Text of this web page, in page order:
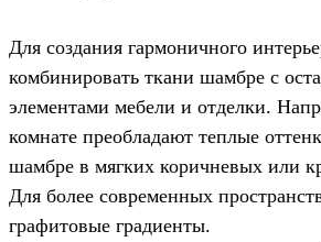
Для создания гармоничного
комбинировать ткани шамбре с
элементами мебели и отделки.
комнате преобладают теплые
шамбре в мягких коричневых или
Для более современных
графитовые градиенты.